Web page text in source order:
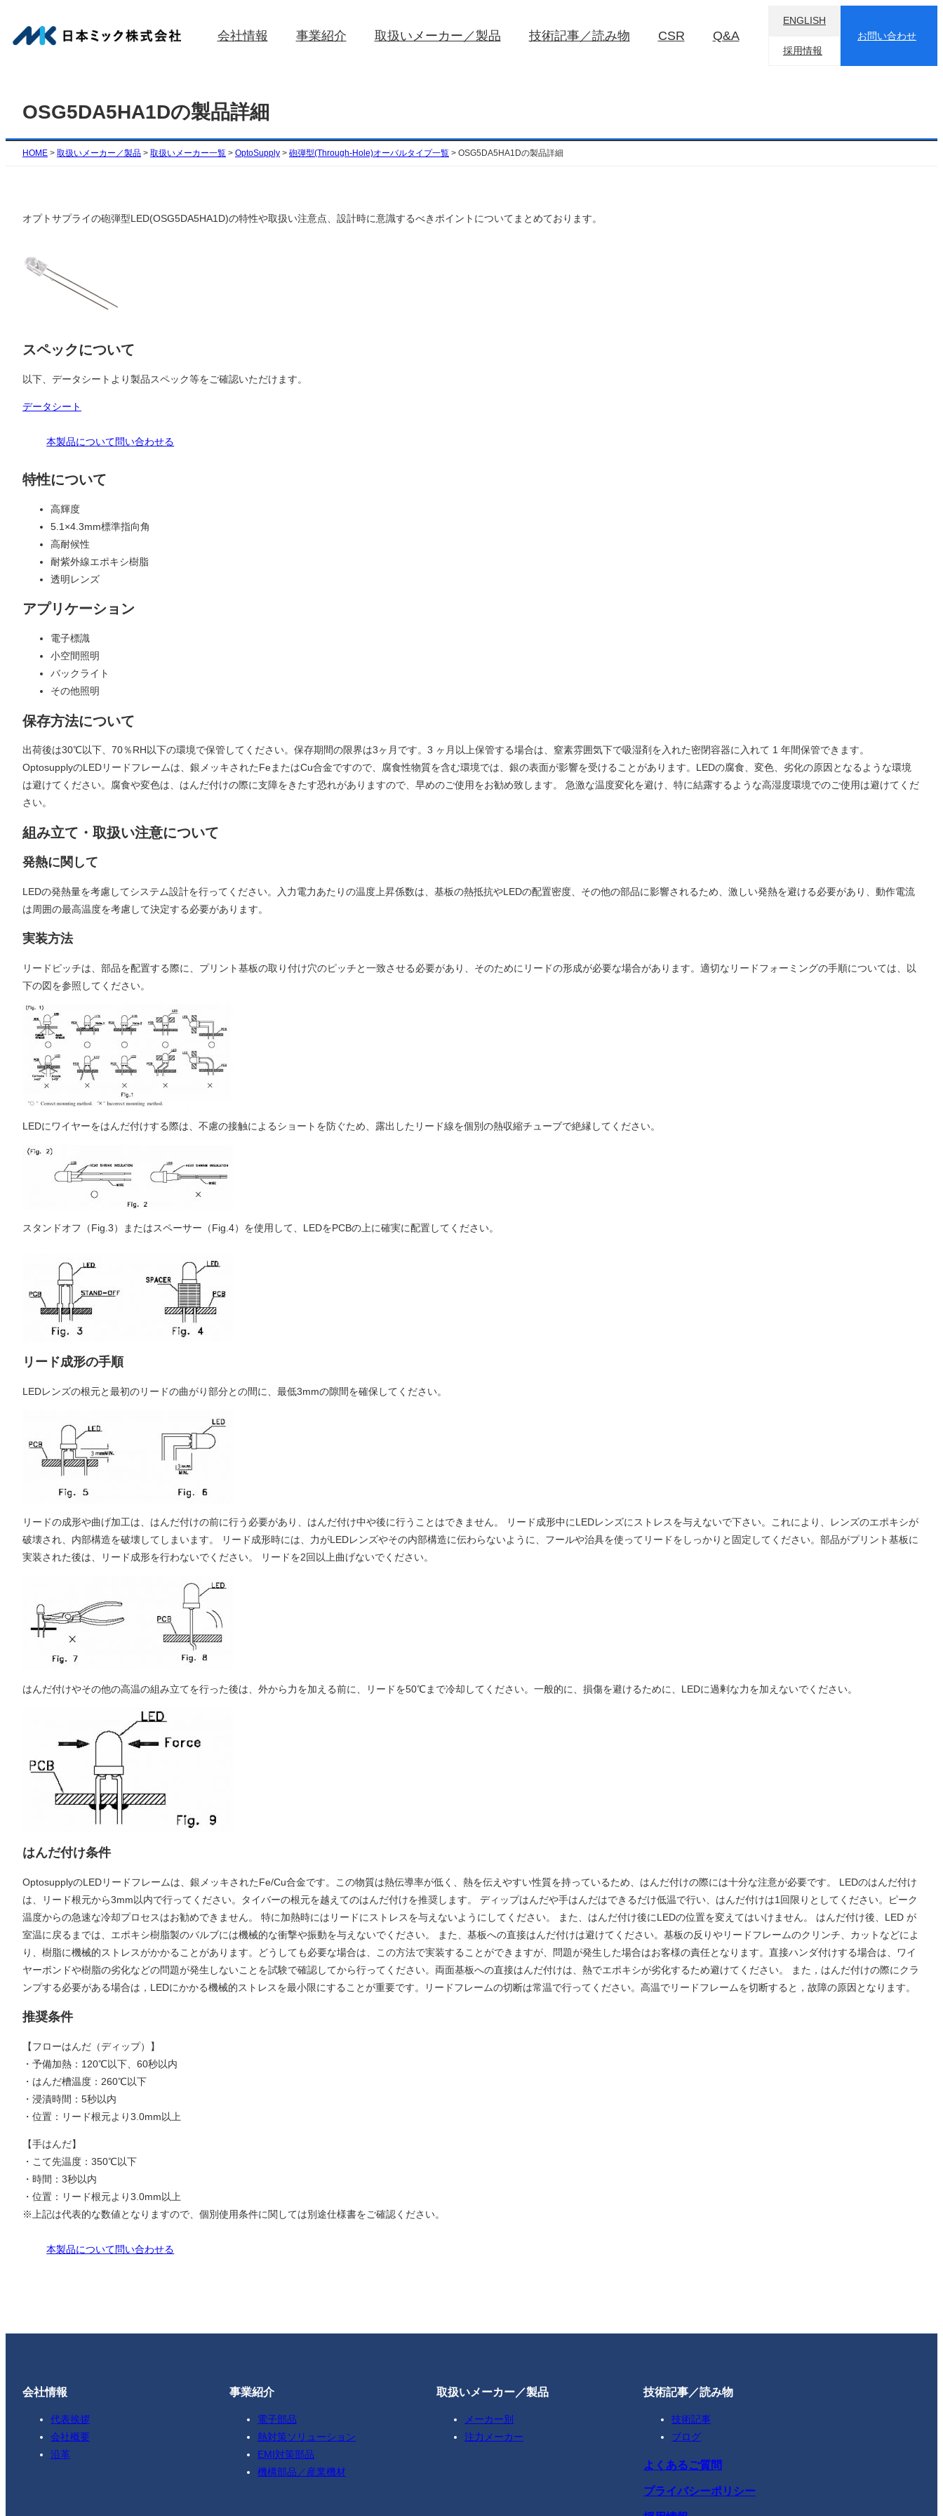
を
会社情報 事業紹介 取扱いメーカー／製品 技術記事／読み物 CSR Q&A
ENGLISH
採用情報
お問い合わせ
OSG5DA5HA1Dの製品詳細
HOME > 取扱いメーカー／製品 > 取扱いメーカー一覧 > OptoSupply > 砲弾型(Through-Hole)オーバルタイプ一覧 > OSG5DA5HA1Dの製品詳細
オプトサプライの砲弾型LED(OSG5DA5HA1D)の特性や取扱い注意点、設計時に意識するべきポイントについてまとめております。
スペックについて
以下、データシートより製品スペック等をご確認いただけます。
データシート
本製品について問い合わせる
特性について
高輝度
5.1×4.3mm標準指向角
高耐候性
耐紫外線エポキシ樹脂
透明レンズ
アプリケーション
電子標識
小空間照明
バックライト
その他照明
保存方法について
出荷後は30℃以下、70％RH以下の環境で保管してください。保存期間の限界は3ヶ月です。3 ヶ月以上保管する場合は、窒素雰囲気下で吸湿剤を入れた密閉容器に入れて 1 年間保管できます。
OptosupplyのLEDリードフレームは、銀メッキされたFeまたはCu合金ですので、腐食性物質を含む環境では、銀の表面が影響を受けることがあります。LEDの腐食、変色、劣化の原因となるような環境
は避けてください。腐食や変色は、はんだ付けの際に支障をきたす恐れがありますので、早めのご使用をお勧め致します。 急激な温度変化を避け、特に結露するような高湿度環境でのご使用は避けてくだ
さい。
組み立て・取扱い注意について
発熱に関して
LEDの発熱量を考慮してシステム設計を行ってください。入力電力あたりの温度上昇係数は、基板の熱抵抗やLEDの配置密度、その他の部品に影響されるため、激しい発熱を避ける必要があり、動作電流
は周囲の最高温度を考慮して決定する必要があります。
実装方法
リードピッチは、部品を配置する際に、プリント基板の取り付け穴のピッチと一致させる必要があり、そのためにリードの形成が必要な場合があります。適切なリードフォーミングの手順については、以
下の図を参照してください。
LEDにワイヤーをはんだ付けする際は、不慮の接触によるショートを防ぐため、露出したリード線を個別の熱収縮チューブで絶縁してください。
スタンドオフ（Fig.3）またはスペーサー（Fig.4）を使用して、LEDをPCBの上に確実に配置してください。
リード成形の手順
LEDレンズの根元と最初のリードの曲がり部分との間に、最低3mmの隙間を確保してください。
リードの成形や曲げ加工は、はんだ付けの前に行う必要があり、はんだ付け中や後に行うことはできません。 リード成形中にLEDレンズにストレスを与えないで下さい。これにより、レンズのエポキシが
破壊され、内部構造を破壊してしまいます。 リード成形時には、力がLEDレンズやその内部構造に伝わらないように、フールや治具を使ってリードをしっかりと固定してください。部品がプリント基板に
実装された後は、リード成形を行わないでください。 リードを2回以上曲げないでください。
はんだ付けやその他の高温の組み立てを行った後は、外から力を加える前に、リードを50℃まで冷却してください。一般的に、損傷を避けるために、LEDに過剰な力を加えないでください。
はんだ付け条件
OptosupplyのLEDリードフレームは、銀メッキされたFe/Cu合金です。この物質は熱伝導率が低く、熱を伝えやすい性質を持っているため、はんだ付けの際には十分な注意が必要です。 LEDのはんだ付け
は、リード根元から3mm以内で行ってください。タイバーの根元を越えてのはんだ付けを推奨します。 ディップはんだや手はんだはできるだけ低温で行い、はんだ付けは1回限りとしてください。ピーク
温度からの急速な冷却プロセスはお勧めできません。 特に加熱時にはリードにストレスを与えないようにしてください。 また、はんだ付け後にLEDの位置を変えてはいけません。 はんだ付け後、LED が
室温に戻るまでは、エポキシ樹脂製のバルブには機械的な衝撃や振動を与えないでください。 また、基板への直接はんだ付けは避けてください。基板の反りやリードフレームのクリンチ、カットなどによ
り、樹脂に機械的ストレスがかかることがあります。どうしても必要な場合は、この方法で実装することができますが、問題が発生した場合はお客様の責任となります。直接ハンダ付けする場合は、ワイ
ヤーボンドや樹脂の劣化などの問題が発生しないことを試験で確認してから行ってください。両面基板への直接はんだ付けは、熱でエポキシが劣化するため避けてください。 また，はんだ付けの際にクラ
ンプする必要がある場合は，LEDにかかる機械的ストレスを最小限にすることが重要です。リードフレームの切断は常温で行ってください。高温でリードフレームを切断すると，故障の原因となります。
推奨条件
【フローはんだ（ディップ）】
・予備加熱：120℃以下、60秒以内
・はんだ槽温度：260℃以下
・浸漬時間：5秒以内
・位置：リード根元より3.0mm以上
【手はんだ】
・こて先温度：350℃以下
・時間：3秒以内
・位置：リード根元より3.0mm以上
※上記は代表的な数値となりますので、個別使用条件に関しては別途仕様書をご確認ください。
本製品について問い合わせる
会社情報
代表挨拶
会社概要
沿革
事業紹介
電子部品
熱対策ソリューション
EMI対策部品
機構部品／産業機材
取扱いメーカー／製品
メーカー別
注力メーカー
技術記事／読み物
技術記事
ブログ
よくあるご質問
プライバシーポリシー